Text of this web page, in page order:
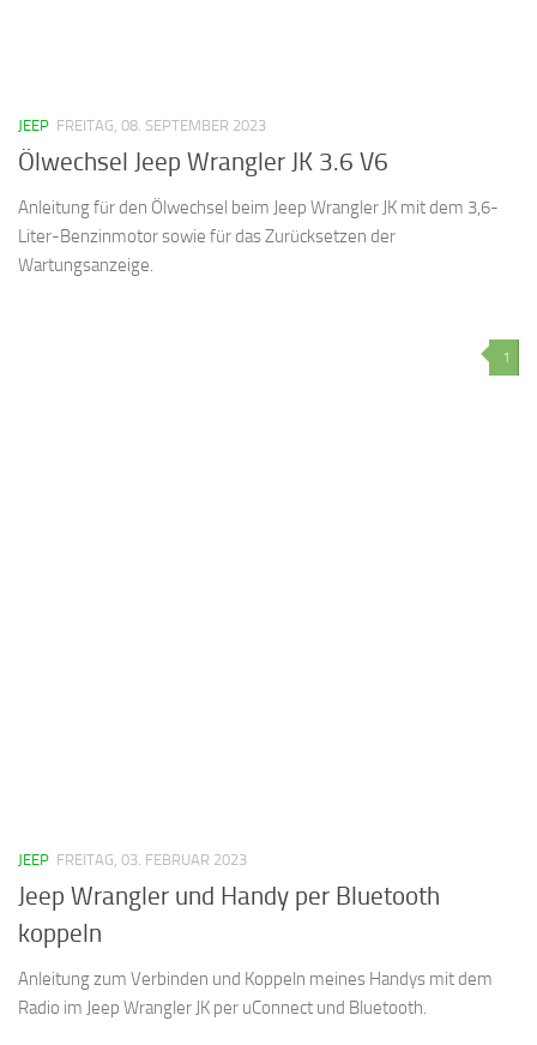
JEEP FREITAG, 08. SEPTEMBER 2023
Ölwechsel Jeep Wrangler JK 3.6 V6
Anleitung für den Ölwechsel beim Jeep Wrangler JK mit dem 3,6-
Liter-Benzinmotor sowie für das Zurücksetzen der
Wartungsanzeige.
1
JEEP FREITAG, 03. FEBRUAR 2023
Jeep Wrangler und Handy per Bluetooth
koppeln
Anleitung zum Verbinden und Koppeln meines Handys mit dem
Radio im Jeep Wrangler JK per uConnect und Bluetooth.